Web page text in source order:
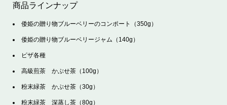
商品ラインナップ
倭姫の贈り物ブルーベリーのコンポート（350g）
倭姫の贈り物ブルーベリージャム（140g）
ピザ各種
高級煎茶 かぶせ茶（100g）
粉末緑茶 かぶせ茶（30g）
粉末緑茶 深蒸し茶（80g）